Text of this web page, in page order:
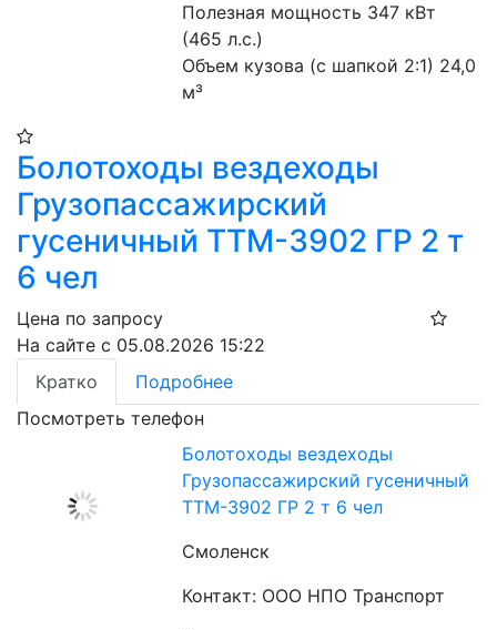
Полезная мощность 347 кВт
(465 л.с.)
Объем кузова (с шапкой 2:1) 24,0
м³
Болотоходы вездеходы
Грузопассажирский
гусеничный ТТМ-3902 ГР 2 т
6 чел
Цена по запросу
На сайте с 05.08.2026 15:22
Кратко
Подробнее
Посмотреть телефон
Болотоходы вездеходы
Грузопассажирский гусеничный
ТТМ-3902 ГР 2 т 6 чел
Смоленск
Контакт: ООО НПО Транспорт